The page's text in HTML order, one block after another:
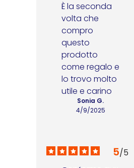
È la seconda
volta che
compro
questo
prodotto
come regalo e
lo trovo molto
utile e carino
4/9/2025
Sonia G.
5/5